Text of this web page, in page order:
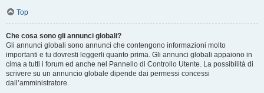
Top
Che cosa sono gli annunci globali?
Gli annunci globali sono annunci che contengono informazioni molto
importanti e tu dovresti leggerli quanto prima. Gli annunci globali appaiono in
cima a tutti i forum ed anche nel Pannello di Controllo Utente. La possibilità di
scrivere su un annuncio globale dipende dai permessi concessi
dall’amministratore.